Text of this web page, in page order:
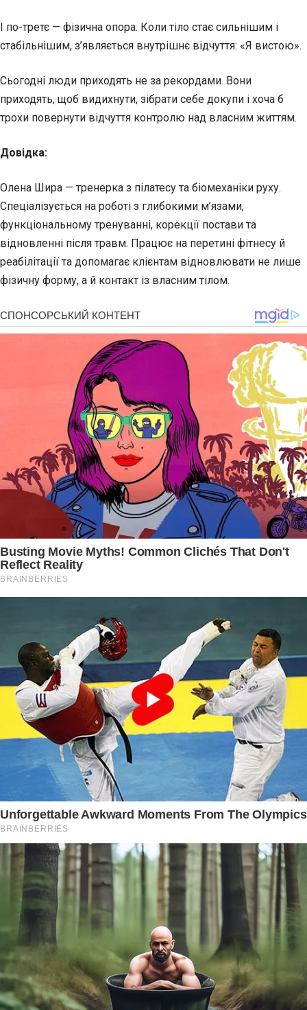
І по-третє — фізична опора. Коли тіло стає сильнішим і
стабільнішим, з’являється внутрішнє відчуття: «Я вистою».
Сьогодні люди приходять не за рекордами. Вони
приходять, щоб видихнути, зібрати себе докупи і хоча б
трохи повернути відчуття контролю над власним життям.
Довідка:
Олена Шира — тренерка з пілатесу та біомеханіки руху.
Спеціалізується на роботі з глибокими м’язами,
функціональному тренуванні, корекції постави та
відновленні після травм. Працює на перетині фітнесу й
реабілітації та допомагає клієнтам відновлювати не лише
фізичну форму, а й контакт із власним тілом.